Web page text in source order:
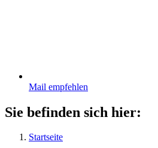
Mail empfehlen
Sie befinden sich hier:
Startseite